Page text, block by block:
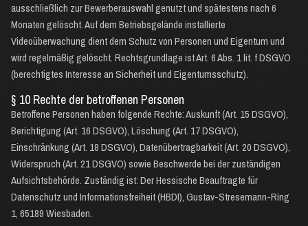
ausschließlich zur Bewerberauswahl genutzt und spätestens nach 6
Monaten gelöscht. Auf dem Betriebsgelände installierte
Videoüberwachung dient dem Schutz von Personen und Eigentum und
wird regelmäßig gelöscht. Rechtsgrundlage ist Art. 6 Abs. 1 lit. f DSGVO
(berechtigtes Interesse an Sicherheit und Eigentumsschutz).
§ 10 Rechte der betroffenen Personen
Betroffene Personen haben folgende Rechte: Auskunft (Art. 15 DSGVO),
Berichtigung (Art. 16 DSGVO), Löschung (Art. 17 DSGVO),
Einschränkung (Art. 18 DSGVO), Datenübertragbarkeit (Art. 20 DSGVO),
Widerspruch (Art. 21 DSGVO) sowie Beschwerde bei der zuständigen
Aufsichtsbehörde. Zuständig ist: Der Hessische Beauftragte für
Datenschutz und Informationsfreiheit (HBDI), Gustav-Stresemann-Ring
1, 65189 Wiesbaden.